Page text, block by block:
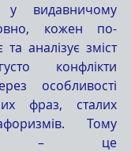
у видавничому
кожен по-
аналізує зміст
конфлікти
особливості
фраз, сталих
Тому
– це